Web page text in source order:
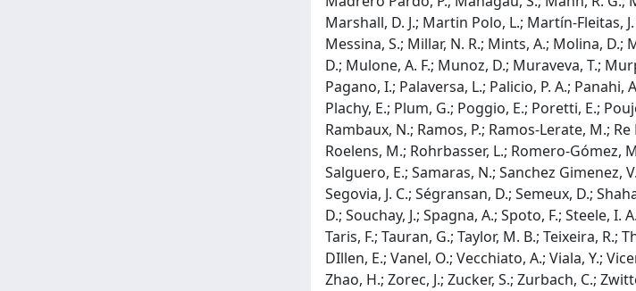
Marshall, D. J.; Martin Polo, L.; Martín-Fleitas,
Messina, S.; Millar, N. R.; Mints, A.; Molina,
D.; Mulone, A. F.; Munoz, D.; Muraveva, T.;
Pagano, I.; Palaversa, L.; Palicio, P. A.;
Plachy, E.; Plum, G.; Poggio, E.; Poretti, E.;
Rambaux, N.; Ramos, P.; Ramos-Lerate, M.;
Roelens, M.; Rohrbasser, L.; Romero-Gómez,
Salguero, E.; Samaras, N.; Sanchez Gimenez,
Segovia, J. C.; Ségransan, D.; Semeux, D.;
D.; Souchay, J.; Spagna, A.; Spoto, F.; Steele,
Taris, F.; Tauran, G.; Taylor, M. B.; Teixeira, R.;
DIllen, E.; Vanel, O.; Vecchiato, A.; Viala, Y.;
Zhao, H.; Zorec, J.; Zucker, S.; Zurbach, C.;